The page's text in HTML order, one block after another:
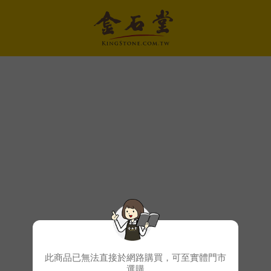
此商品已無法直接於網路購買，可至實體門市
選購